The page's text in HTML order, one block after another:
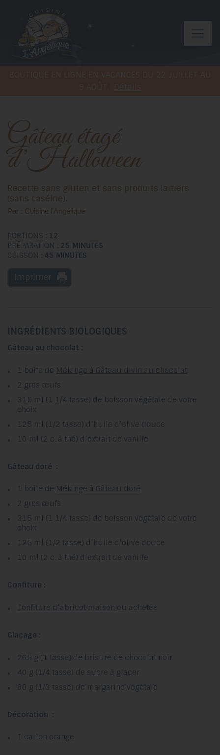
Gâteau étagé
d’Halloween
Recette sans gluten et sans produits laitiers
(sans caséine).
Par : Cuisine l'Angélique
PORTIONS : 12
PRÉPARATION : 25 MINUTES
CUISSON : 45 MINUTES
INGRÉDIENTS BIOLOGIQUES
Gâteau au chocolat :
1 boîte de Mélange à Gâteau divin au chocolat
2 gros œufs
315 ml (1 1/4 tasse) de boisson végétale de votre
choix
125 ml (1/2 tasse) d’huile d’olive douce
10 ml (2 c. à thé) d’extrait de vanille
Gâteau doré :
1 boîte de Mélange à Gâteau doré
2 gros œufs
315 ml (1 1/4 tasse) de boisson végétale de votre
choix
125 ml (1/2 tasse) d’huile d’olive douce
10 ml (2 c. à thé) d’extrait de vanille
Confiture :
Confiture d’abricot maison ou achetée
Glaçage :
265 g (1 tasse) de brisure de chocolat noir
40 g (1/4 tasse) de sucre à glacer
80 g (1/3 tasse) de margarine végétale
Décoration :
1 carton orange